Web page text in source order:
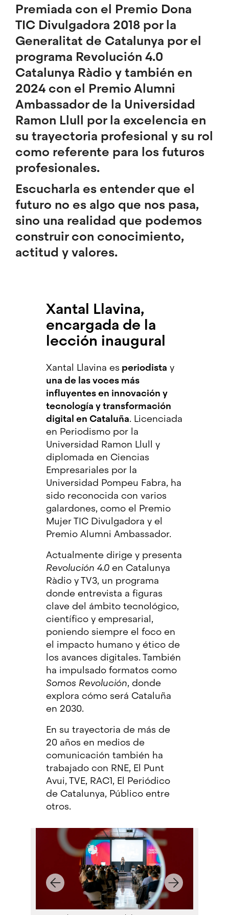
Premiada con el Premio Dona
TIC Divulgadora 2018 por la
Generalitat de Catalunya por el
programa Revolución 4.0
Catalunya Ràdio y también en
2024 con el Premio Alumni
Ambassador de la Universidad
Ramon Llull por la excelencia en
su trayectoria profesional y su rol
como referente para los futuros
profesionales.
Escucharla es entender que el
futuro no es algo que nos pasa,
sino una realidad que podemos
construir con conocimiento,
actitud y valores.
Xantal Llavina,
encargada de la
lección inaugural
Xantal Llavina es periodista y
una de las voces más
influyentes en innovación y
tecnología y transformación
digital en Cataluña. Licenciada
en Periodismo por la
Universidad Ramon Llull y
diplomada en Ciencias
Empresariales por la
Universidad Pompeu Fabra, ha
sido reconocida con varios
galardones, como el Premio
Mujer TIC Divulgadora y el
Premio Alumni Ambassador.
Actualmente dirige y presenta
Revolución 4.0 en Catalunya
Ràdio y TV3, un programa
donde entrevista a figuras
clave del ámbito tecnológico,
científico y empresarial,
poniendo siempre el foco en
el impacto humano y ético de
los avances digitales. También
ha impulsado formatos como
Somos Revolución, donde
explora cómo será Cataluña
en 2030.
En su trayectoria de más de
20 años en medios de
comunicación también ha
trabajado con RNE, El Punt
Avui, TVE, RAC1, El Periódico
de Catalunya, Público entre
otros.